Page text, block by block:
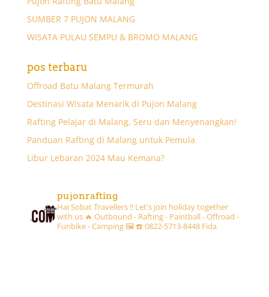
SUMBER 7 PUJON MALANG
WISATA PULAU SEMPU & BROMO MALANG
pos terbaru
Offroad Batu Malang Termurah
Destinasi Wisata Menarik di Pujon Malang
Rafting Pelajar di Malang, Seru dan Menyenangkan!
Panduan Rafting di Malang untuk Pemula
Libur Lebaran 2024 Mau Kemana?
pujonrafting
Hai Sobat Travellers !! Let's join holiday together
with us 🔥 Outbound - Rafting - Paintball - Offroad -
Funbike - Camping 🖼☎️ 0822-5713-8448 Fida